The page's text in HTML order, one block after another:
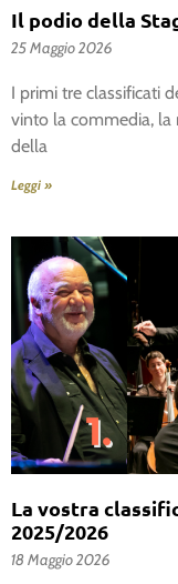
Il podio della
25 Maggio 2026
I primi tre classificati
vinto la commedia, la
della
Leggi »
La vostra
2025/2026
18 Maggio 2026